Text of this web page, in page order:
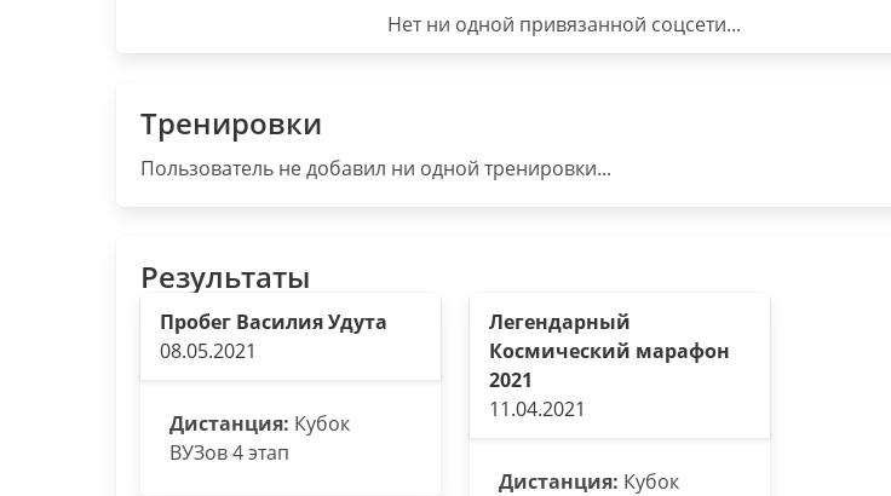
Нет ни одной привязанной соцсети...
Тренировки
Пользователь не добавил ни одной тренировки...
Результаты
Пробег Василия Удута
08.05.2021
Дистанция: Кубок
ВУЗов 4 этап
Легендарный
Космический марафон
2021
11.04.2021
Дистанция: Кубок